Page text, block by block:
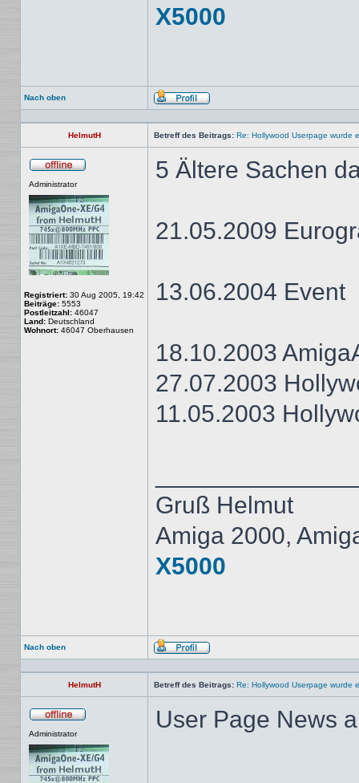
X5000
Nach oben
Profil
HelmutH Betreff des Beitrags: Re: Hollywood Userpage wurde
Administrator
Registriert: 30 Aug 2005, 19:42
Beiträge: 5553
Postleitzahl: 46047
Land: Deutschland
Wohnort: 46047 Oberhausen
5 Ältere Sachen
21.05.2009
13.06.2004 Event
18.10.2003
27.07.2003
11.05.2003
Gruß Helmut
Amiga 2000,
X5000
Nach oben
Profil
HelmutH Betreff des Beitrags: Re: Hollywood Userpage wurde
Administrator
User Page News